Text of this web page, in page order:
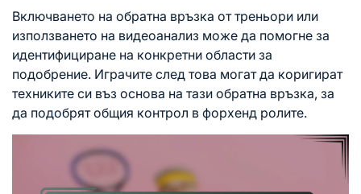
Включването на обратна връзка от треньори или
използването на видеоанализ може да помогне за
идентифициране на конкретни области за
подобрение. Играчите след това могат да коригират
техниките си въз основа на тази обратна връзка, за
да подобрят общия контрол в форхенд ролите.